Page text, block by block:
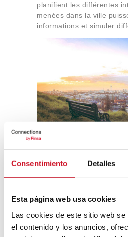
Consentimiento Detalles
Esta página web usa cookies
Las cookies de este sitio web
el contenido y los anuncios,
planifient les différentes
menées dans la ville
informations et simuler
Pour les villes avec des
mer est très important
tempêtes et les eaux
été tel qu’il est
d’autres parties du pays.